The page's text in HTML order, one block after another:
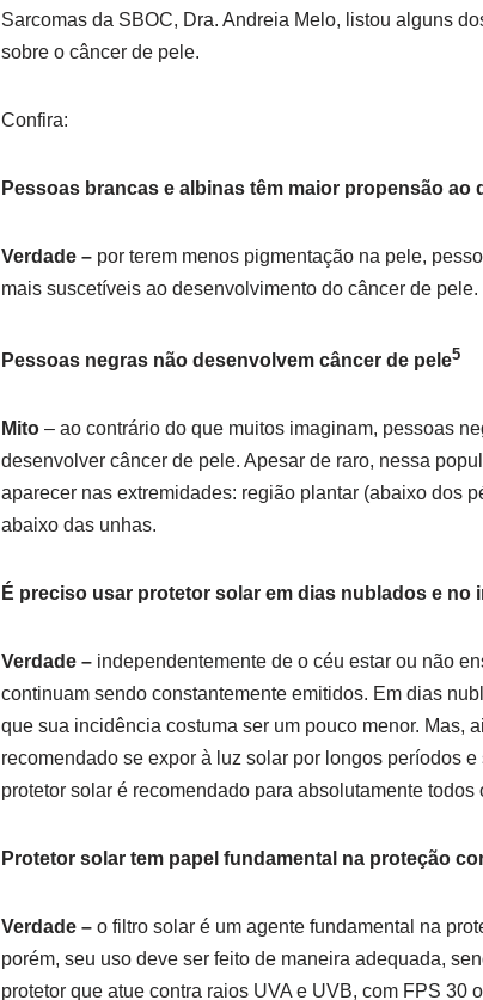
Sarcomas da SBOC, Dra. Andreia Melo, listou alguns
sobre o câncer de pele.
Confira:
Pessoas brancas e albinas têm maior propensão ao
Verdade – por terem menos pigmentação na pele,
mais suscetíveis ao desenvolvimento do câncer de pele.
Pessoas negras não desenvolvem câncer de pele5
Mito – ao contrário do que muitos imaginam, pessoas
desenvolver câncer de pele. Apesar de raro, nessa
aparecer nas extremidades: região plantar (abaixo dos
abaixo das unhas.
É preciso usar protetor solar em dias nublados e no
Verdade – independentemente de o céu estar ou não
continuam sendo constantemente emitidos. Em dias
que sua incidência costuma ser um pouco menor. Mas,
recomendado se expor à luz solar por longos períodos
protetor solar é recomendado para absolutamente todos
Protetor solar tem papel fundamental na proteção
Verdade – o filtro solar é um agente fundamental na
porém, seu uso deve ser feito de maneira adequada,
protetor que atue contra raios UVA e UVB, com FPS 30